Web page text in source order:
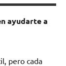
ayudarte а
perο cada